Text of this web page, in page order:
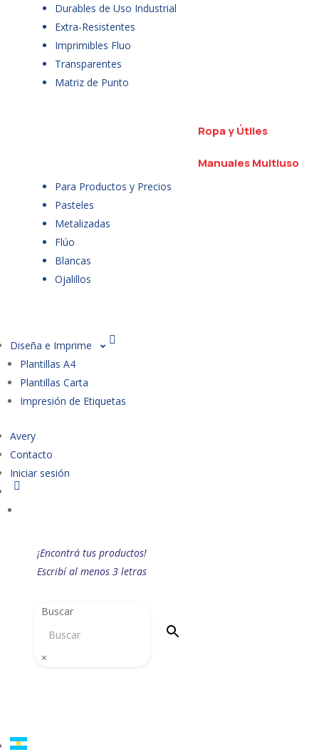
Durables de Uso Industrial
Extra-Resistentes
Imprimibles Fluo
Transparentes
Matriz de Punto
Ropa y Útiles
Manuales Multiuso
Para Productos y Precios
Pasteles
Metalizadas
Flúo
Blancas
Ojalillos
Diseña e Imprime
Plantillas A4
Plantillas Carta
Impresión de Etiquetas
Avery
Contacto
Iniciar sesión
¡Encontrá tus productos!
Escribí al menos 3 letras
Buscar
×